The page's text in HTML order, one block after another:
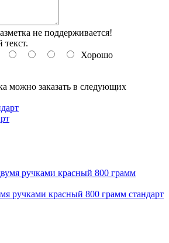
не поддерживается!
Хорошо
можно заказать в следующих
ручками красный 800 грамм стандарт